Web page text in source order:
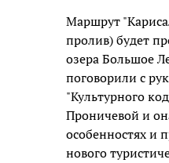
Маршрут
пролив) будет
озера Большое
поговорили с
"Культурного
Проничевой и
особенностях и
нового